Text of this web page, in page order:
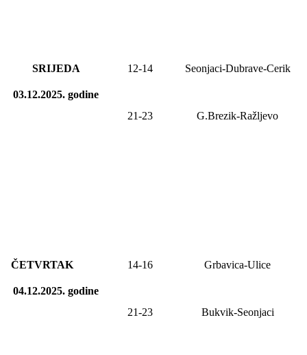
SRIJEDA
03.12.2025. godine
12-14 Seonjaci-Dubrave-Cerik
21-23 G.Brezik-Ražljevo
ČETVRTAK
04.12.2025. godine
14-16 Grbavica-Ulice
21-23 Bukvik-Seonjaci